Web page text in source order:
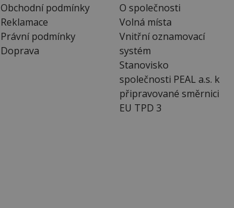
Obchodní podmínky
Reklamace
Právní podmínky
Doprava
O společnosti
Volná místa
Vnitřní oznamovací
systém
Stanovisko
společnosti PEAL a.s. k
připravované směrnici
EU TPD 3